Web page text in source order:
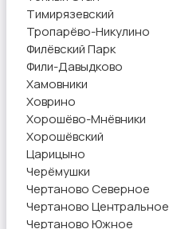
Тимирязевский
Тропарёво-Никулино
Филёвский Парк
Фили-Давыдково
Хамовники
Ховрино
Хорошёво-Мнёвники
Хорошёвский
Царицыно
Черёмушки
Чертаново Северное
Чертаново Центральное
Чертаново Южное